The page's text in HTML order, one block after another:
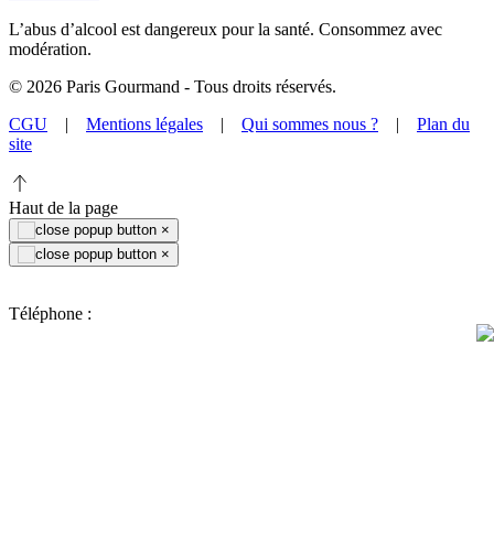
L’abus d’alcool est dangereux pour la santé. Consommez avec
modération.
© 2026 Paris Gourmand - Tous droits réservés.
CGU | Mentions légales | Qui sommes nous ? | Plan du
site
Haut de la page
×
×
Téléphone :